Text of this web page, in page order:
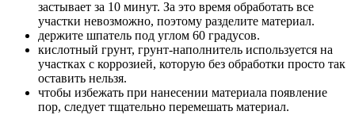
застывает за 10 минут. За это время обработать все
участки невозможно, поэтому разделите материал.
держите шпатель под углом 60 градусов.
кислотный грунт, грунт-наполнитель используется на
участках с коррозией, которую без обработки просто так
оставить нельзя.
чтобы избежать при нанесении материала появление
пор, следует тщательно перемешать материал.